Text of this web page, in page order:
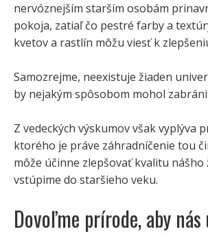
nervóznejším starším osobám
pokoja, zatiaľ čo pestré farby a
kvetov a rastlín môžu viesť k
Samozrejme, neexistuje žiaden
by nejakým spôsobom mohol
Z vedeckých výskumov však vyplýva
ktorého je práve záhradníčenie tou
môže účinne zlepšovať kvalitu nášho
vstúpime do staršieho veku.
Dovoľme prírode, aby